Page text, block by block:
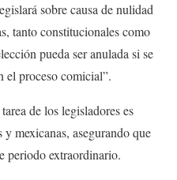
sobre causa de nulidad
tanto constitucionales como
pueda ser anulada si se
el proceso comicial”.
de los legisladores es
mexicanas, asegurando que
periodo extraordinario.